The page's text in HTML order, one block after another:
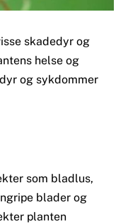
skadedyr og
helse og
og sykdommer
som bladlus,
blader og
planten